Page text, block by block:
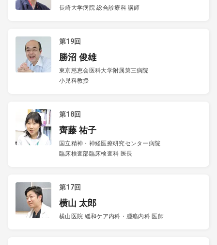
長崎大学病院 総合診療科 講師
第19回
勝沼 俊雄
東京慈恵会医科大学附属第三病院
小児科教授
第18回
齊藤 祐子
国立精神・神経医療研究センター病院
臨床検査部臨床検査科 医長
第17回
横山 太郎
横山医院 緩和ケア内科・腫瘍内科 医師